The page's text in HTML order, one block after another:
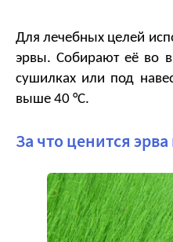
Для лечебных целей
эрвы. Собирают её во
сушилках или под
выше 40 °С.
За что ценится